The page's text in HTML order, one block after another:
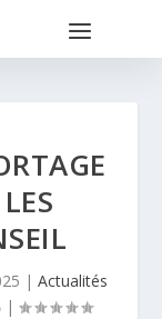
| Actualités
|